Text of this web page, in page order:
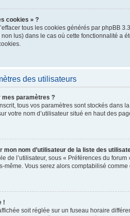
cookies » ?
tous les cookies générés par phpBB
non lus) dans le cas où cette fonctionnalité a
des utilisateurs
mes paramètres ?
tous vos paramètres sont stockés dans
votre nom d’utilisateur situé en haut des
mon nom d’utilisateur de la liste des
de l’utilisateur, sous « Préférences du
même. Vous serez alors comptabilisé comme
!
soit réglée sur un fuseau horaire